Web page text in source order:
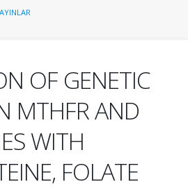
OF GENETIC
MTHFR AND
WITH
FOLATE